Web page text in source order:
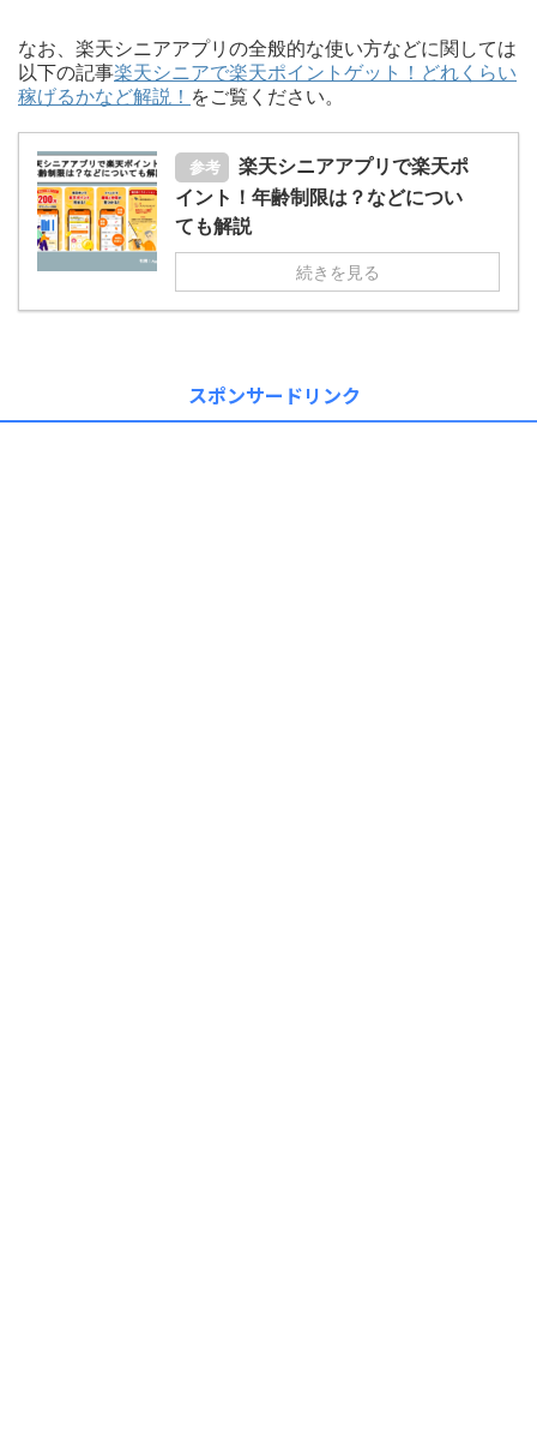
なお、楽天シニアアプリの全般的な使い方などに関しては
以下の記事楽天シニアで楽天ポイントゲット！どれくらい
稼げるかなど解説！ をご覧ください。
参考
楽天シニアアプリで楽天ポ
イント！年齢制限は？などについ
ても解説
続きを見る
スポンサードリンク